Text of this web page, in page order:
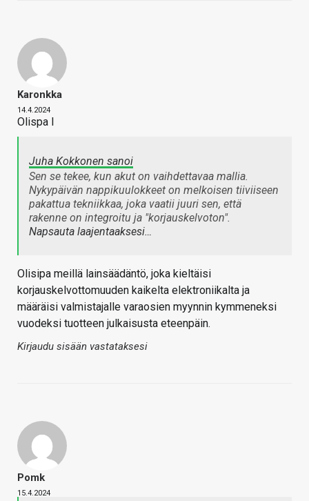
Karonkka
14.4.2024
Olispa l
Juha Kokkonen sanoi
Sen se tekee, kun akut on vaihdettavaa mallia.
Nykypäivän nappikuulokkeet on melkoisen tiiviiseen
pakattua tekniikkaa, joka vaatii juuri sen, että
rakenne on integroitu ja "korjauskelvoton".
Napsauta laajentaaksesi…
Olisipa meillä lainsäädäntö, joka kieltäisi
korjauskelvottomuuden kaikelta elektroniikalta ja
määräisi valmistajalle varaosien myynnin kymmeneksi
vuodeksi tuotteen julkaisusta eteenpäin.
Kirjaudu sisään vastataksesi
Pomk
15.4.2024